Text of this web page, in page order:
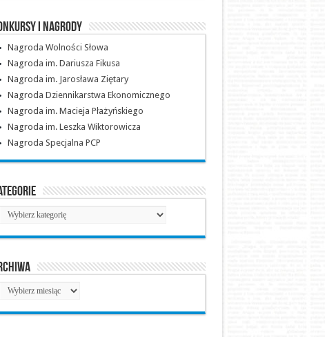
i nagrody
Nagroda Wolności Słowa
Nagroda im. Dariusza Fikusa
Nagroda im. Jarosława Ziętary
Nagroda Dziennikarstwa Ekonomicznego
Nagroda im. Macieja Płażyńskiego
Nagroda im. Leszka Wiktorowicza
Nagroda Specjalna PCP
Kategorie
Archiwa